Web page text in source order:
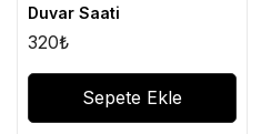
Duvar Saati
320₺
Sepete Ekle